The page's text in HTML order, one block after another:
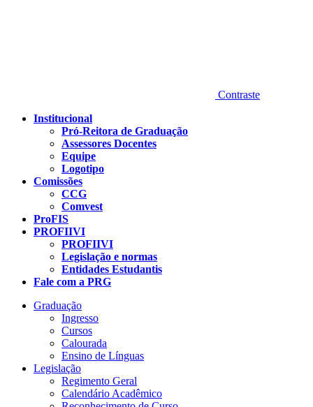
Contraste
Institucional
Pró-Reitora de Graduação
Assessores Docentes
Equipe
Logotipo
Comissões
CCG
Comvest
ProFIS
PROFIIVI
PROFIIVI
Legislação e normas
Entidades Estudantis
Fale com a PRG
Graduação
Ingresso
Cursos
Calourada
Ensino de Línguas
Legislação
Regimento Geral
Calendário Acadêmico